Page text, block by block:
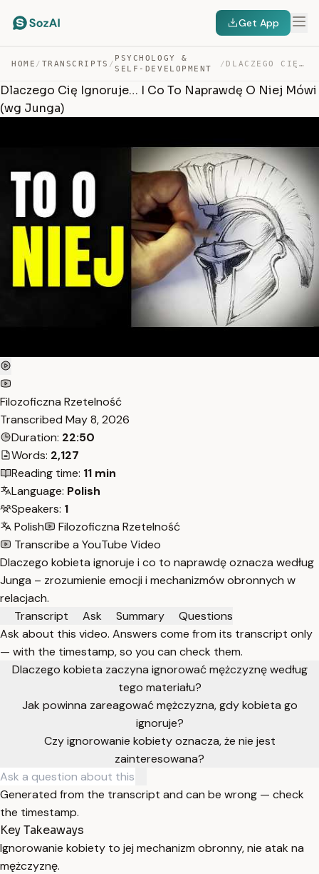
Get App
HOME / TRANSCRIPTS /
PSYCHOLOGY &
SELF-DEVELOPMENT
/ DLACZEGO CIĘ IGNORUJE… I CO TO NAPRAWDĘ O NIEJ MÓWI (WG… — TRANSCRIPT
Dlaczego Cię Ignoruje… I Co To Naprawdę O Niej Mówi
(wg Junga)
Filozoficzna Rzetelność
Transcribed May 8, 2026
Duration: 22:50
Words: 2,127
Reading time: 11 min
Language: Polish
Speakers: 1
Polish
Filozoficzna Rzetelność
Transcribe a YouTube Video
Dlaczego kobieta ignoruje i co to naprawdę oznacza według
Junga – zrozumienie emocji i mechanizmów obronnych w
relacjach.
Transcript
Ask Summary
Questions
Ask about this video. Answers come from its transcript only
— with the timestamp, so you can check them.
Dlaczego kobieta zaczyna ignorować mężczyznę według
tego materiału?
Jak powinna zareagować mężczyzna, gdy kobieta go
ignoruje?
Czy ignorowanie kobiety oznacza, że nie jest
zainteresowana?
Generated from the transcript and can be wrong — check
the timestamp.
Key Takeaways
Ignorowanie kobiety to jej mechanizm obronny, nie atak na
mężczyznę.